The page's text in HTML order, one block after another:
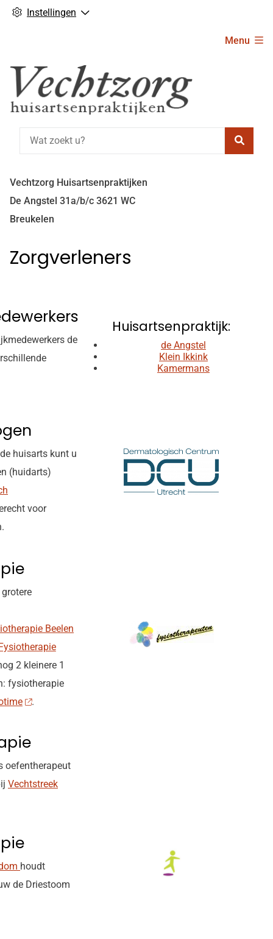
Instellingen
Menu
Vechtzorg Huisartsenpraktijken
De Angstel 31a/b/c 3621 WC
Breukelen
Zorgverleners
de
Huisartsenpraktijk:
de Angstel
Klein Ikkink
Kamermans
huisarts kunt u
(huidarts)
voor
Beelen
2 kleinere 1
fysiotherapie
.
oefentherapeut
Vechtstreek
houdt
de Driestoom